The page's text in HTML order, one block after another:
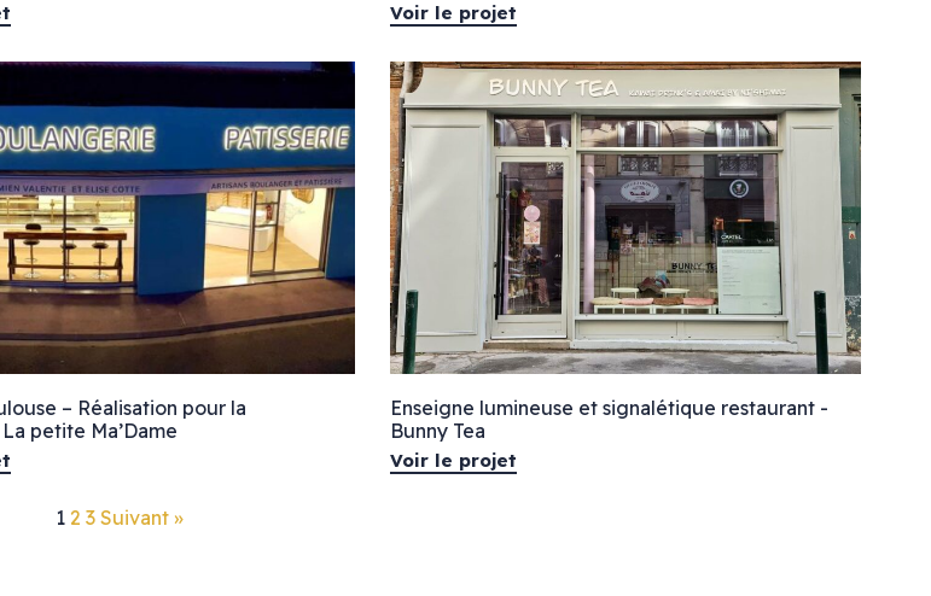
Voir le projet
– Réalisation pour la
petite Ma’Dame
Enseigne lumineuse et signalétique restaurant -
Bunny Tea
Voir le projet
1 2 3 Suivant »